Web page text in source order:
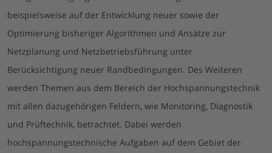
beispielsweise auf der Entwicklung neuer sowie der
Optimierung bisheriger Algorithmen und Ansätze zur
Netzplanung und Netzbetriebsführung unter
Berücksichtigung neuer Randbedingungen. Des Weiteren
werden Themen aus dem Bereich der Hochspannungstechnik
mit allen dazugehörigen Feldern, wie Monitoring, Diagnostik
und Prüftechnik, betrachtet. Dabei werden
hochspannungstechnische Aufgaben auf dem Gebiet der